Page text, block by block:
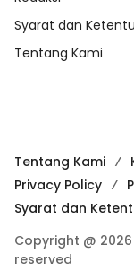
Syarat dan
Tentang Kami
Tentang Kami
Privacy Policy
Syarat dan
Copyright @
reserved